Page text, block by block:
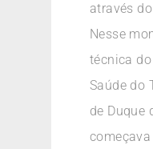
através
Nesse
técnica
Saúde do
de Duque